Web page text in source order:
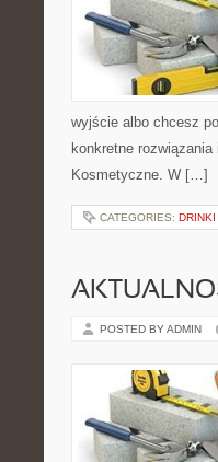
wyjście albo chcesz
konkretne
Kosmetyczne. W […]
CATEGORIES: DRINKI
POSTED BY ADMIN